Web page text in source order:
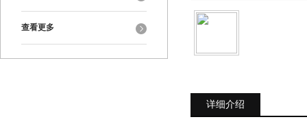
查看更多
详细介绍